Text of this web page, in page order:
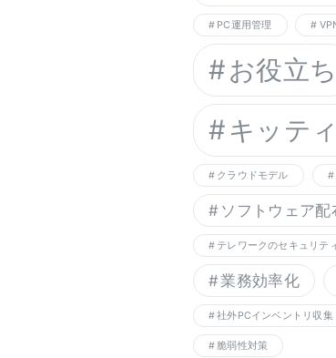
PC運用管理
お役立ち
キッテ
クラウドモデル
ソフトウェア配
テレワークのセキュリテ
業務効率化
社外PCインベントリ収集
脆弱性対策